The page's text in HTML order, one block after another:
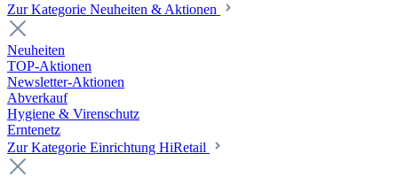
Zur Kategorie Neuheiten & Aktionen
Neuheiten
TOP-Aktionen
Newsletter-Aktionen
Abverkauf
Hygiene & Virenschutz
Erntenetz
Zur Kategorie Einrichtung HiRetail